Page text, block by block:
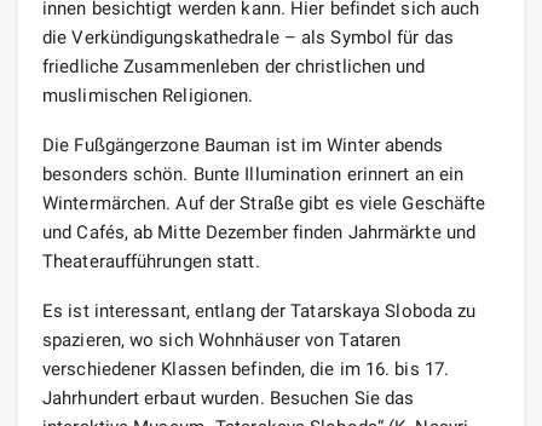
innen besichtigt werden kann. Hier befindet sich auch
die Verkündigungskathedrale – als Symbol für das
friedliche Zusammenleben der christlichen und
muslimischen Religionen.
Die Fußgängerzone Bauman ist im Winter abends
besonders schön. Bunte Illumination erinnert an ein
Wintermärchen. Auf der Straße gibt es viele Geschäfte
und Cafés, ab Mitte Dezember finden Jahrmärkte und
Theateraufführungen statt.
Es ist interessant, entlang der Tatarskaya Sloboda zu
spazieren, wo sich Wohnhäuser von Tataren
verschiedener Klassen befinden, die im 16. bis 17.
Jahrhundert erbaut wurden. Besuchen Sie das